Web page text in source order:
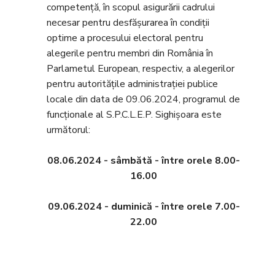
competență, în scopul asigurării cadrului
necesar pentru desfășurarea în condiții
optime a procesului electoral pentru
alegerile pentru membri din România în
Parlametul European, respectiv, a alegerilor
pentru autoritățile administrației publice
locale din data de 09.06.2024, programul de
funcționale al S.P.C.L.E.P. Sighișoara este
următorul:
08.06.2024 - sâmbătă - între orele 8.00-
16.00
09.06.2024 - duminică - între orele 7.00-
22.00